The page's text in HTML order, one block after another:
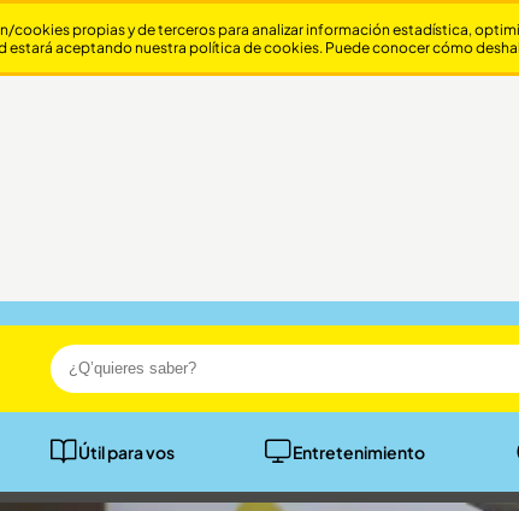
Útil para vos Entretenimiento
cookies propias y de terceros para analizar información estadística,
estará aceptando nuestra política de cookies. Puede conocer cómo